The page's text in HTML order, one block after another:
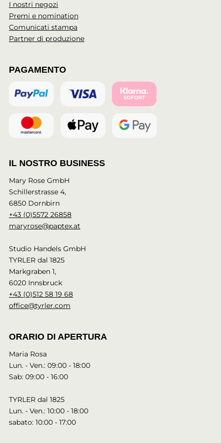
I nostri negozi
Premi e nomination
Comunicati stampa
Partner di produzione
PAGAMENTO
IL NOSTRO BUSINESS
Mary Rose GmbH
Schillerstrasse 4,
6850 Dornbirn
+43 (0)5572 26858
maryrose@paptex.at
Studio Handels GmbH
TYRLER dal 1825
Markgraben 1,
6020 Innsbruck
+43 (0)512 58 19 68
office@tyrler.com
ORARIO DI APERTURA
Maria Rosa
Lun. - Ven.: 09:00 - 18:00
Sab: 09:00 - 16:00
TYRLER dal 1825
Lun. - Ven.: 10:00 - 18:00
sabato: 10:00 - 17:00